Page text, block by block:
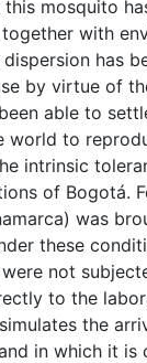
mosquito
with
has
by virtue of
able to
world to
intrinsic
of Bogotá.
was
these
not
to the
the
in which it